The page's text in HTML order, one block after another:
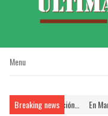
Menu
Menu
Breaking news
Promoción… En Marcha,